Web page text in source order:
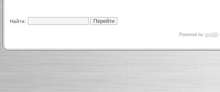
Найти:
Powered by phpBB